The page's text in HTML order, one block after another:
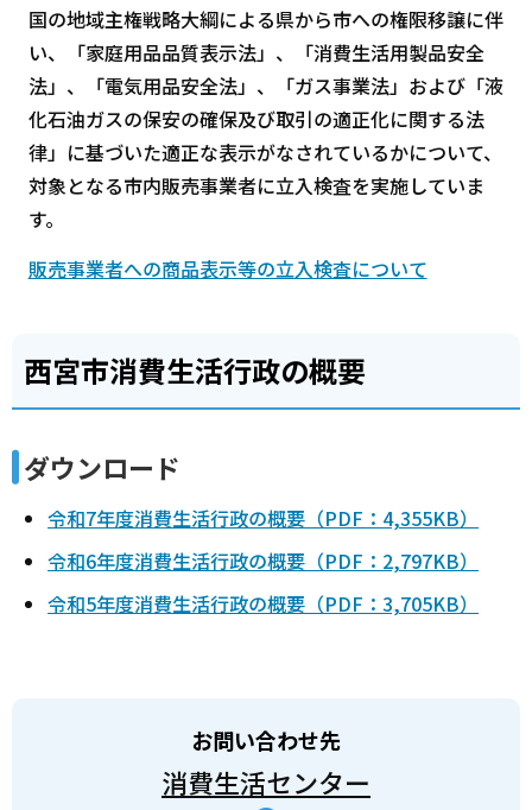
国の地域主権戦略大綱による県から市への権限移譲に伴
い、「家庭用品品質表示法」、「消費生活用製品安全
法」、「電気用品安全法」、「ガス事業法」および「液
化石油ガスの保安の確保及び取引の適正化に関する法
律」に基づいた適正な表示がなされているかについて、
対象となる市内販売事業者に立入検査を実施していま
す。
販売事業者への商品表示等の立入検査について
西宮市消費生活行政の概要
ダウンロード
令和7年度消費生活行政の概要（PDF：4,355KB）
令和6年度消費生活行政の概要（PDF：2,797KB）
令和5年度消費生活行政の概要（PDF：3,705KB）
お問い合わせ先
消費生活センター